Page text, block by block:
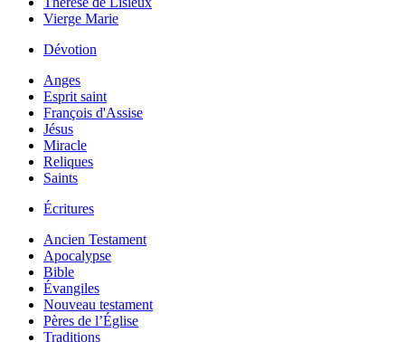
Vierge Marie
Dévotion
Anges
Esprit saint
François d'Assise
Jésus
Miracle
Reliques
Saints
Écritures
Ancien Testament
Apocalypse
Bible
Évangiles
Nouveau testament
Pères de l’Église
Traditions